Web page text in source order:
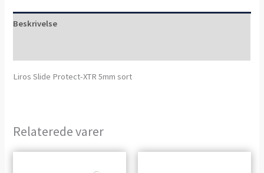
Beskrivelse
Liros Slide Protect-XTR 5mm sort
Relaterede varer